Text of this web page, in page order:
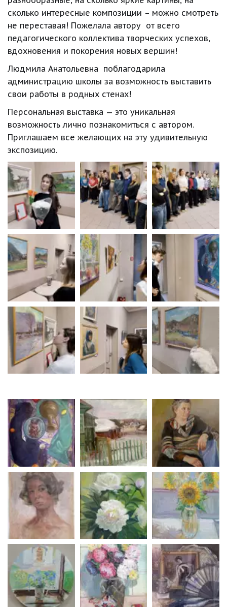
сколько интересные композиции – можно смотреть
не переставая! Пожелала автору  от всего
педагогического коллектива творческих успехов,
вдохновения и покорения новых вершин!
Людмила Анатольевна  поблагодарила
администрацию школы за возможность выставить
свои работы в родных стенах!
Персональная выставка — это уникальная
возможность лично познакомиться с автором.
Приглашаем все желающих на эту удивительную
экспозицию.